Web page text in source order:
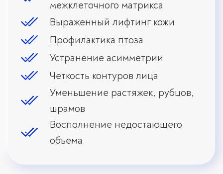
межклеточного матрикса
Выраженный лифтинг кожи
Профилактика птоза
Устранение асимметрии
Четкость контуров лица
Уменьшение растяжек, рубцов,
шрамов
Восполнение недостающего
объема